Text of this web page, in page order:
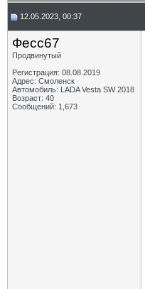
12.05.2023, 00:37
Фесс67
Продвинутый
Регистрация: 08.08.2019
Адрес: Смоленск
Автомобиль: LADA Vesta SW 2018
Возраст: 40
Сообщений: 1,673